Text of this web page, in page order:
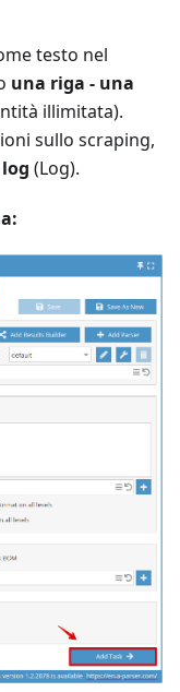
testo nel
una riga - una
illimitata).
sullo scraping,
(Log).